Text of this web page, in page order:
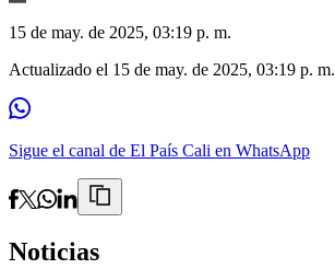
15 de may. de 2025, 03:19 p. m.
Actualizado el 15 de may. de 2025, 03:19 p. m.
Sigue el canal de El País Cali en WhatsApp
Noticias